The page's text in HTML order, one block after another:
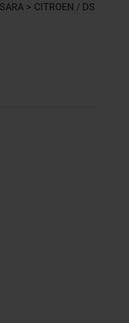
> CITROEN / DS